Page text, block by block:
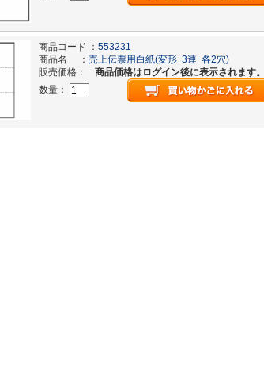
商品コード ： 553231
商品名 ： 売上伝票用白紙(変形･3連･各2穴)
販売価格：
商品価格はログイン後に表示されます。
数量：